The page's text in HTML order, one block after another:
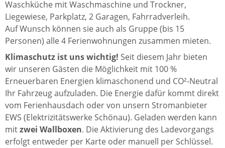
Waschküche mit Waschmaschine und Trockner,
Liegewiese, Parkplatz, 2 Garagen, Fahrradverleih.
Auf Wunsch können sie auch als Gruppe (bis 15
Personen) alle 4 Ferienwohnungen zusammen mieten.
Klimaschutz ist uns wichtig! Seit diesem Jahr bieten
wir unseren Gästen die Möglichkeit mit 100 %
Erneuerbaren Energien klimaschonend und CO²-Neutral
Ihr Fahrzeug aufzuladen. Die Energie dafür kommt direkt
vom Ferienhausdach oder von unsern Stromanbieter
EWS (Elektrizitätswerke Schönau). Geladen werden kann
mitzwei Wallboxen. Die Aktivierung des Ladevorgangs
erfolgt entweder per Karte oder manuell per Schlüssel.